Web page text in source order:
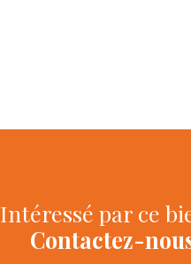
Intéressé par ce
Contactez-